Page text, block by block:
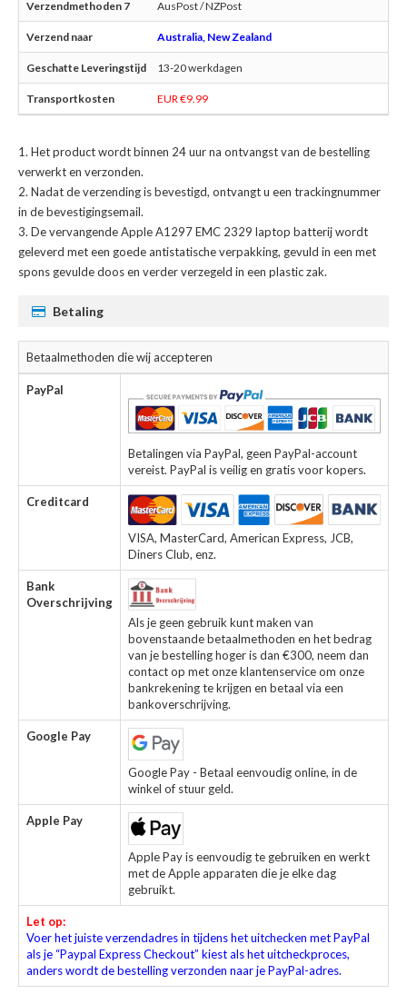
AusPost / NZPost
Australia, New Zealand
13-20 werkdagen
EUR €9.99
Het product wordt binnen 24 uur na ontvangst van de bestelling
verwerkt en verzonden.
Nadat de verzending is bevestigd, ontvangt u een trackingnummer
in de bevestigingsemail.
Devervangende Apple A1297 EMC 2329 laptop batterijwordt
geleverd met een goede antistatische verpakking, gevuld in een met
spons gevulde doos en verder verzegeld in een plastic zak.
Betaling
Betaalmethoden die wij accepteren
PayPal
Betalingen via PayPal, geen PayPal-account
vereist. PayPal is veilig en gratis voor kopers.
Creditcard
VISA, MasterCard, American Express, JCB,
Diners Club, enz.
Bank
Overschrijving
Als je geen gebruik kunt maken van
bovenstaande betaalmethoden en het bedrag
van je bestelling hoger is dan €300, neem dan
contact op met onze klantenservice om onze
bankrekening te krijgen en betaal via een
bankoverschrijving.
Google Pay
Google Pay - Betaal eenvoudig online, in de
winkel of stuur geld.
Apple Pay
Apple Pay is eenvoudig te gebruiken en werkt
met de Apple apparaten die je elke dag
gebruikt.
Let op:
Voer het juiste verzendadres in tijdens het uitchecken met PayPal
als je “Paypal Express Checkout” kiest als het uitcheckproces,
anders wordt de bestelling verzonden naar je PayPal-adres.